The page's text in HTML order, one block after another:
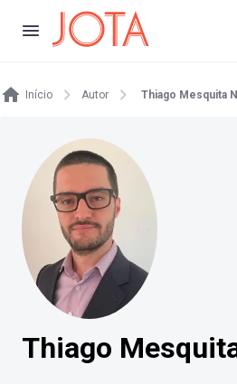
Início Autor Thiago Mesquita
Thiago